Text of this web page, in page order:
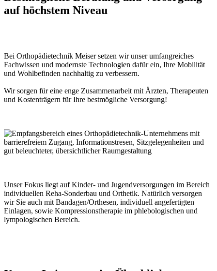
auf höchstem Niveau
Bei Orthopädietechnik Meiser setzen wir unser umfangreiches
Fachwissen und modernste Technologien dafür ein, Ihre Mobilität
und Wohlbefinden nachhaltig zu verbessern.
Wir sorgen für eine enge Zusammenarbeit mit Ärzten, Therapeuten
und Kostenträgern für Ihre bestmögliche Versorgung!
Unser Fokus liegt auf Kinder- und Jugendversorgungen im Bereich
individuellen Reha-Sonderbau und Orthetik. Natürlich versorgen
wir Sie auch mit Bandagen/Orthesen, individuell angefertigten
Einlagen, sowie Kompressionstherapie im phlebologischen und
lympologischen Bereich.